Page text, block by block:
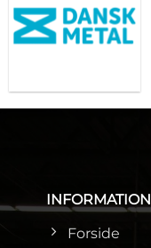
INFORMATION
Forside